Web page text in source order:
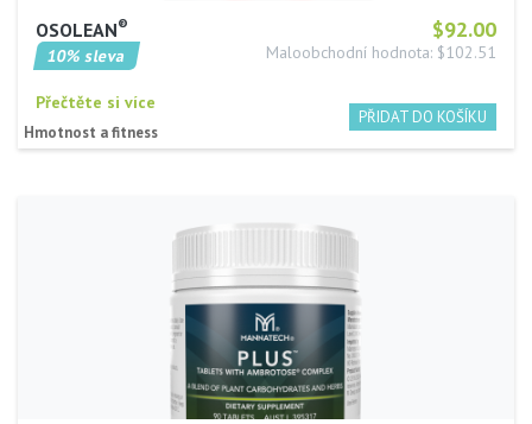
$92.00
OSOLEAN®
Maloobchodní hodnota: $102.51
10% sleva
Přečtěte si více
Hmotnost a fitness